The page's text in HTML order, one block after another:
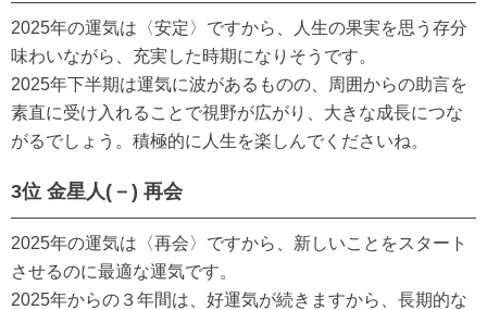
2025年の運気は〈安定〉ですから、人生の果実を思う存分
味わいながら、充実した時期になりそうです。
2025年下半期は運気に波があるものの、周囲からの助言を
素直に受け入れることで視野が広がり、大きな成長につな
がるでしょう。積極的に人生を楽しんでくださいね。
3位 金星人(－) 再会
2025年の運気は〈再会〉ですから、新しいことをスタート
させるのに最適な運気です。
2025年からの３年間は、好運気が続きますから、長期的な